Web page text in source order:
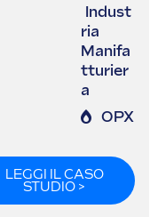
Indust
ria
Manifa
tturier
a
OPX
LEGGI IL CASO
STUDIO >